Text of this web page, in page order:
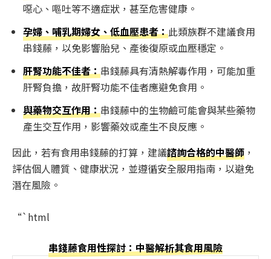
噁心、嘔吐等不適症狀，甚至危害健康。
孕婦、哺乳期婦女、低血壓患者：此類族群不建議食用
串錢藤，以免影響胎兒、產後復原或血壓穩定。
肝腎功能不佳者：串錢藤具有清熱解毒作用，可能加重
肝腎負擔，故肝腎功能不佳者應避免食用。
與藥物交互作用：串錢藤中的生物鹼可能會與某些藥物
產生交互作用，影響藥效或產生不良反應。
因此，若有食用串錢藤的打算，建議諮詢合格的中醫師 ，
評估個人體質、健康狀況，並遵循安全服用指南，以避免
潛在風險。
“`html
串錢藤食用性探討：中醫解析其食用風險